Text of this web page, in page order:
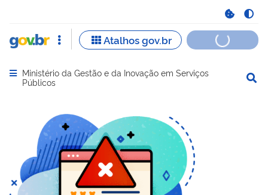
Abrir menu principal de navegação
Ministério da Gestão e da Inovação em Serviços
Públicos